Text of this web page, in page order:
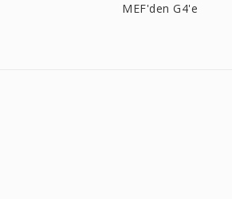
MEF'den G4'e